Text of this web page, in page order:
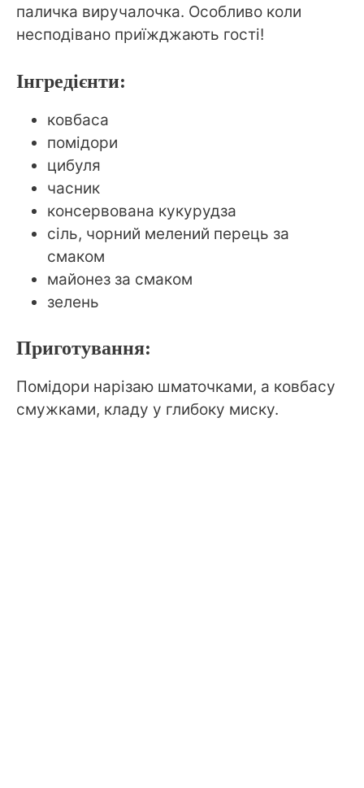
паличка виручалочка. Особливо коли
несподівано приїжджають гості!
Інгредієнти:
ковбаса
помідори
цибуля
часник
консервована кукурудза
сіль, чорний мелений перець за
смаком
майонез за смаком
зелень
Приготування:
Помідори нарізаю шматочками, а ковбасу
смужками, кладу у глибоку миску.